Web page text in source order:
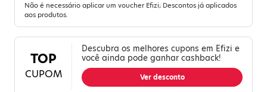
Não é necessário aplicar um voucher Efizi; Descontos já aplicados
aos produtos.
TOP
CUPOM
Descubra os melhores cupons em Efizi e
você ainda pode ganhar cashback!
Ver desconto